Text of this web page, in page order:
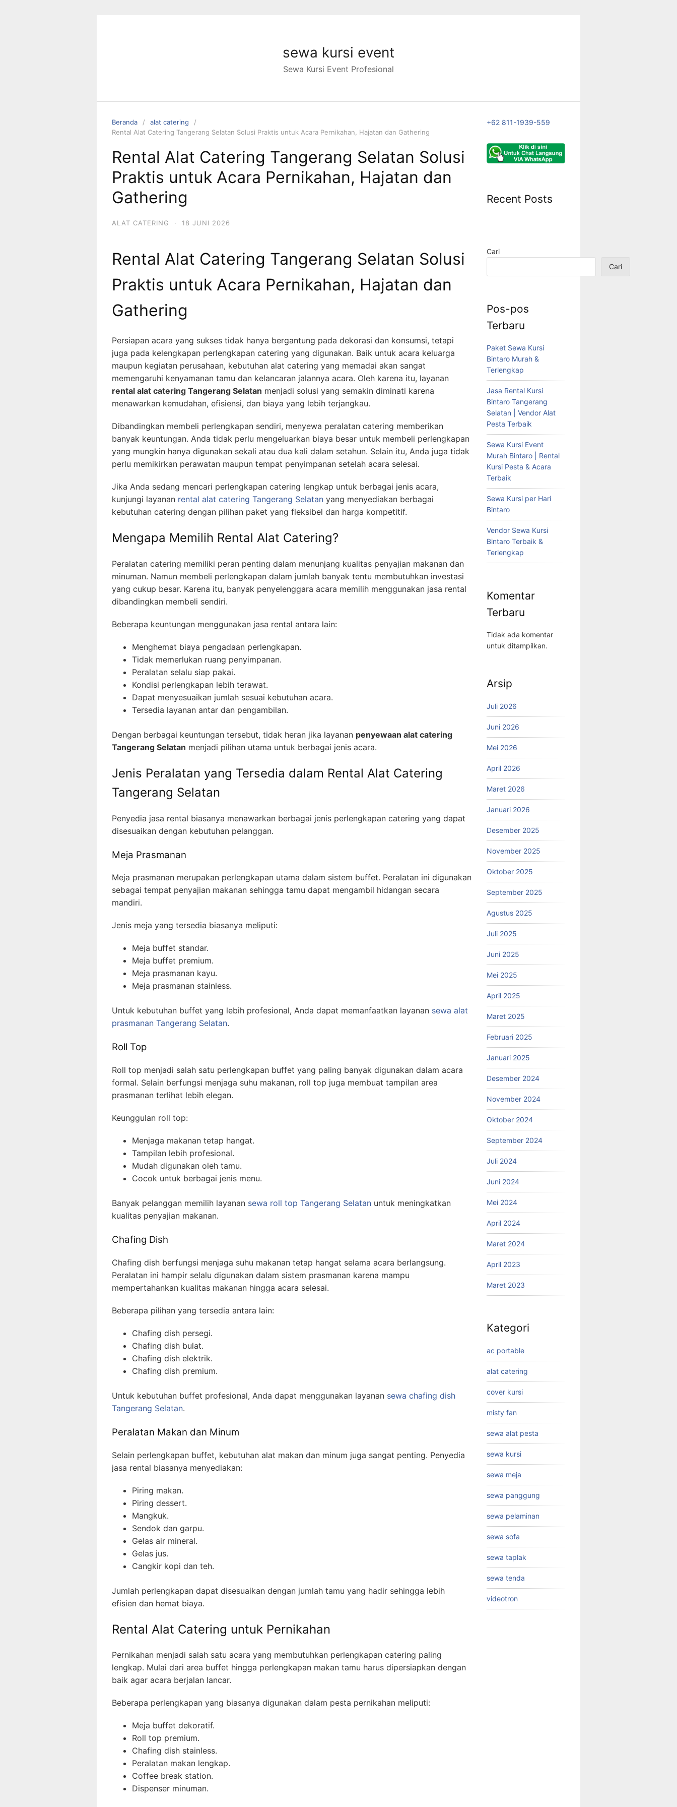
sewa kursi event
Sewa Kursi Event Profesional
Beranda
alat catering
Rental Alat Catering Tangerang Selatan Solusi Praktis untuk Acara Pernikahan, Hajatan dan Gathering
Rental Alat Catering Tangerang Selatan Solusi
Praktis untuk Acara Pernikahan, Hajatan dan
Gathering
ALAT CATERING · 18 JUNI 2026
Rental Alat Catering Tangerang Selatan Solusi
Praktis untuk Acara Pernikahan, Hajatan dan
Gathering
Persiapan acara yang sukses tidak hanya bergantung pada dekorasi dan konsumsi, tetapi
juga pada kelengkapan perlengkapan catering yang digunakan. Baik untuk acara keluarga
maupun kegiatan perusahaan, kebutuhan alat catering yang memadai akan sangat
memengaruhi kenyamanan tamu dan kelancaran jalannya acara. Oleh karena itu, layanan
rental alat catering Tangerang Selatan menjadi solusi yang semakin diminati karena
menawarkan kemudahan, efisiensi, dan biaya yang lebih terjangkau.
Dibandingkan membeli perlengkapan sendiri, menyewa peralatan catering memberikan
banyak keuntungan. Anda tidak perlu mengeluarkan biaya besar untuk membeli perlengkapan
yang mungkin hanya digunakan sekali atau dua kali dalam setahun. Selain itu, Anda juga tidak
perlu memikirkan perawatan maupun tempat penyimpanan setelah acara selesai.
Jika Anda sedang mencari perlengkapan catering lengkap untuk berbagai jenis acara,
kunjungi layanan rental alat catering Tangerang Selatan yang menyediakan berbagai
kebutuhan catering dengan pilihan paket yang fleksibel dan harga kompetitif.
Mengapa Memilih Rental Alat Catering?
Peralatan catering memiliki peran penting dalam menunjang kualitas penyajian makanan dan
minuman. Namun membeli perlengkapan dalam jumlah banyak tentu membutuhkan investasi
yang cukup besar. Karena itu, banyak penyelenggara acara memilih menggunakan jasa rental
dibandingkan membeli sendiri.
Beberapa keuntungan menggunakan jasa rental antara lain:
Menghemat biaya pengadaan perlengkapan.
Tidak memerlukan ruang penyimpanan.
Peralatan selalu siap pakai.
Kondisi perlengkapan lebih terawat.
Dapat menyesuaikan jumlah sesuai kebutuhan acara.
Tersedia layanan antar dan pengambilan.
Dengan berbagai keuntungan tersebut, tidak heran jika layanan penyewaan alat catering
Tangerang Selatan menjadi pilihan utama untuk berbagai jenis acara.
Jenis Peralatan yang Tersedia dalam Rental Alat Catering
Tangerang Selatan
Penyedia jasa rental biasanya menawarkan berbagai jenis perlengkapan catering yang dapat
disesuaikan dengan kebutuhan pelanggan.
Meja Prasmanan
Meja prasmanan merupakan perlengkapan utama dalam sistem buffet. Peralatan ini digunakan
sebagai tempat penyajian makanan sehingga tamu dapat mengambil hidangan secara
mandiri.
Jenis meja yang tersedia biasanya meliputi:
Meja buffet standar.
Meja buffet premium.
Meja prasmanan kayu.
Meja prasmanan stainless.
Untuk kebutuhan buffet yang lebih profesional, Anda dapat memanfaatkan layanan sewa alat
prasmanan Tangerang Selatan.
Roll Top
Roll top menjadi salah satu perlengkapan buffet yang paling banyak digunakan dalam acara
formal. Selain berfungsi menjaga suhu makanan, roll top juga membuat tampilan area
prasmanan terlihat lebih elegan.
Keunggulan roll top:
Menjaga makanan tetap hangat.
Tampilan lebih profesional.
Mudah digunakan oleh tamu.
Cocok untuk berbagai jenis menu.
Banyak pelanggan memilih layanan sewa roll top Tangerang Selatan untuk meningkatkan
kualitas penyajian makanan.
Chafing Dish
Chafing dish berfungsi menjaga suhu makanan tetap hangat selama acara berlangsung.
Peralatan ini hampir selalu digunakan dalam sistem prasmanan karena mampu
mempertahankan kualitas makanan hingga acara selesai.
Beberapa pilihan yang tersedia antara lain:
Chafing dish persegi.
Chafing dish bulat.
Chafing dish elektrik.
Chafing dish premium.
Untuk kebutuhan buffet profesional, Anda dapat menggunakan layanan sewa chafing dish
Tangerang Selatan.
Peralatan Makan dan Minum
Selain perlengkapan buffet, kebutuhan alat makan dan minum juga sangat penting. Penyedia
jasa rental biasanya menyediakan:
Piring makan.
Piring dessert.
Mangkuk.
Sendok dan garpu.
Gelas air mineral.
Gelas jus.
Cangkir kopi dan teh.
Jumlah perlengkapan dapat disesuaikan dengan jumlah tamu yang hadir sehingga lebih
efisien dan hemat biaya.
Rental Alat Catering untuk Pernikahan
Pernikahan menjadi salah satu acara yang membutuhkan perlengkapan catering paling
lengkap. Mulai dari area buffet hingga perlengkapan makan tamu harus dipersiapkan dengan
baik agar acara berjalan lancar.
Beberapa perlengkapan yang biasanya digunakan dalam pesta pernikahan meliputi:
Meja buffet dekoratif.
Roll top premium.
Chafing dish stainless.
Peralatan makan lengkap.
Coffee break station.
Dispenser minuman.
+62 811-1939-559
Recent Posts
Cari
Cari
Pos-pos
Terbaru
Paket Sewa Kursi
Bintaro Murah &
Terlengkap
Jasa Rental Kursi
Bintaro Tangerang
Selatan | Vendor Alat
Pesta Terbaik
Sewa Kursi Event
Murah Bintaro | Rental
Kursi Pesta & Acara
Terbaik
Sewa Kursi per Hari
Bintaro
Vendor Sewa Kursi
Bintaro Terbaik &
Terlengkap
Komentar
Terbaru
Tidak ada komentar
untuk ditampilkan.
Arsip
Juli 2026
Juni 2026
Mei 2026
April 2026
Maret 2026
Januari 2026
Desember 2025
November 2025
Oktober 2025
September 2025
Agustus 2025
Juli 2025
Juni 2025
Mei 2025
April 2025
Maret 2025
Februari 2025
Januari 2025
Desember 2024
November 2024
Oktober 2024
September 2024
Juli 2024
Juni 2024
Mei 2024
April 2024
Maret 2024
April 2023
Maret 2023
Kategori
ac portable
alat catering
cover kursi
misty fan
sewa alat pesta
sewa kursi
sewa meja
sewa panggung
sewa pelaminan
sewa sofa
sewa taplak
sewa tenda
videotron